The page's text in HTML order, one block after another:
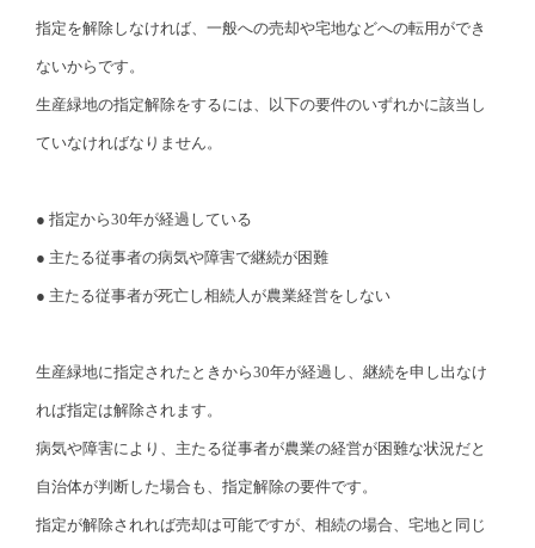
指定を解除しなければ、一般への売却や宅地などへの転用ができ
ないからです。
生産緑地の指定解除をするには、以下の要件のいずれかに該当し
ていなければなりません。
● 指定から30年が経過している
● 主たる従事者の病気や障害で継続が困難
● 主たる従事者が死亡し相続人が農業経営をしない
生産緑地に指定されたときから30年が経過し、継続を申し出なけ
れば指定は解除されます。
病気や障害により、主たる従事者が農業の経営が困難な状況だと
自治体が判断した場合も、指定解除の要件です。
指定が解除されれば売却は可能ですが、相続の場合、宅地と同じ